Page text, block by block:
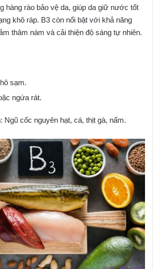
hàng rào bảo vệ da, giúp da giữ nước tốt
khô ráp. B3 còn nổi bật với khả năng
thâm nám và cải thiện độ sáng tự nhiên.
sạm.
ngứa rát.
: Ngũ cốc nguyên hạt, cá, thịt gà, nấm.